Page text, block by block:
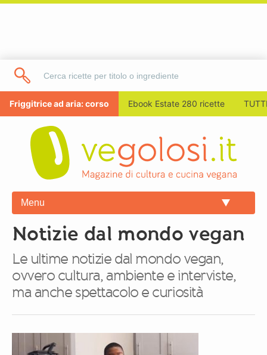
Friggitrice ad aria: corso Ebook Estate 280 ricette
Menu
Notizie dal mondo vegan
Le ultime notizie dal mondo vegan,
ovvero cultura, ambiente e interviste,
ma anche spettacolo e curiosità